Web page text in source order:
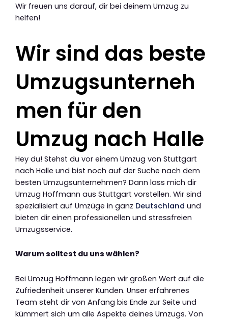
Wir freuen uns darauf, dir bei deinem Umzug zu
helfen!
Wir sind das beste
Umzugsunterneh
men für den
Umzug nach Halle
Hey du! Stehst du vor einem Umzug von Stuttgart
nach Halle und bist noch auf der Suche nach dem
besten Umzugsunternehmen? Dann lass mich dir
Umzug Hoffmann aus Stuttgart vorstellen. Wir sind
spezialisiert auf Umzüge in ganz Deutschland und
bieten dir einen professionellen und stressfreien
Umzugsservice.
Warum solltest du uns wählen?
Bei Umzug Hoffmann legen wir großen Wert auf die
Zufriedenheit unserer Kunden. Unser erfahrenes
Team steht dir von Anfang bis Ende zur Seite und
kümmert sich um alle Aspekte deines Umzugs. Von